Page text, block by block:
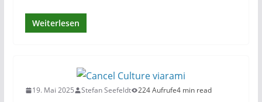
Weiterlesen
19. Mai 2025 Stefan Seefeldt 224 Aufrufe4 min read